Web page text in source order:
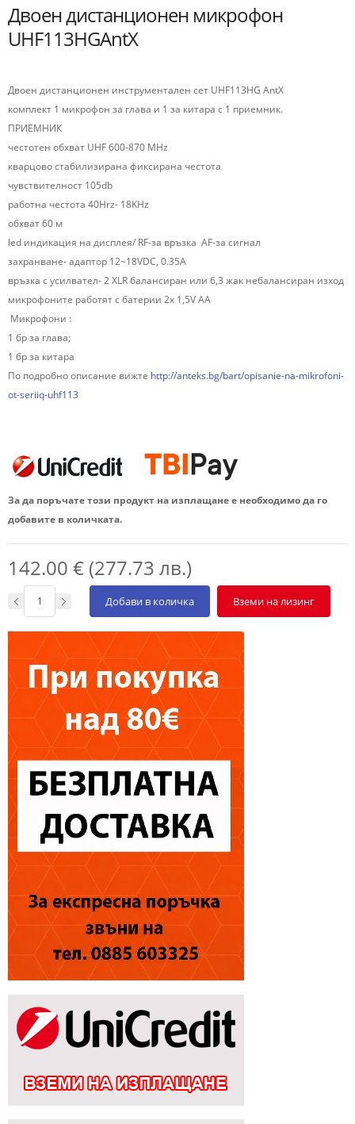
Двоен дистанционен микрофон
UHF113HGAntX
Двоен дистанционен инструментален сет UHF113HG AntX
комплект 1 микрофон за глава и 1 за китара с 1 приемник.
ПРИЕМНИК
честотен обхват UHF 600-870 MHz
кварцово стабилизирана фиксирана честота
чувствителност 105db
работна честота 40Hrz- 18KHz
обхват 60 м
led индикация на дисплея/ RF-за връзка AF-за сигнал
захранване- адаптор 12~18VDC, 0.35A
връзка с усилвател- 2 XLR балансиран или 6,3 жак небалансиран изход
микрофоните работят с батерии 2х 1,5V AA
Микрофони :
1 бр за глава;
1 бр за китара
По подробно описание вижте http://anteks.bg/bart/opisanie-na-mikrofoni-
ot-seriiq-uhf113
За да поръчате този продукт на изплащане е необходимо да го
добавите в количката.
142.00 € (277.73 лв.)
Добави в количка Вземи на лизинг